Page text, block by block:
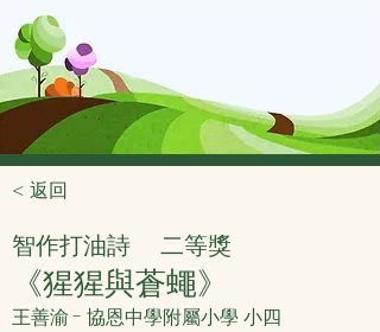
< 返回
智作打油詩 二等獎
《猩猩與蒼蠅》
王善渝 - 協恩中學附屬小學 小四